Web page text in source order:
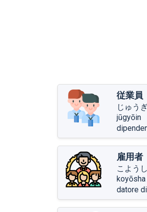
従業員
じゅう
jūgyōin
雇用者
こよう
koyōsha
datore